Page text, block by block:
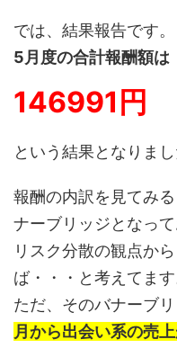
では、結果報告です。
5月度の合計報酬額は
146991円
という結果となりまし
報酬の内訳を見てみ
ナーブリッジとなって
リスク分散の観点か
ば・・・と考えてます
ただ、そのバナーブ
月から出会い系の売